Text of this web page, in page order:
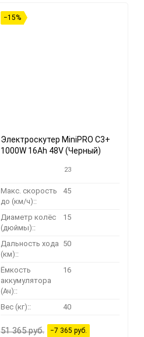
−15%
Электроскутер MiniPRO C3+
1000W 16Ah 48V (Черный)
23
Макс. скорость
до (км/ч)::
45
Диаметр колёс
(дюймы)::
15
Дальность хода
(км)::
50
Ёмкость
аккумулятора
(Ач)::
16
Вес (кг):: 40
51 365 руб. −7 365 руб.